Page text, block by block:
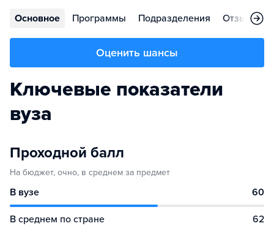
Основное Программы Подразделения Отзывы
Оценить шансы
Ключевые показатели
вуза
Проходной балл
На бюджет, очно, в среднем за предмет
В вузе 60
В среднем по стране 62